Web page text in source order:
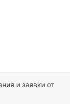
и заявки от